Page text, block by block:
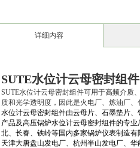
详细内容
SUTE水位计云母密封组件
SUTE水位计云母密封组件可用于高频介质
质和光学透明度，因此是火电厂、炼油厂
水位计云母密封组件由云母片、石墨垫片
产品及高压锅炉水位计云母密封组件的专
北、长春、铁岭等国内多家锅炉仪表制造
天津大唐盘山发电厂、杭州半山发电厂、